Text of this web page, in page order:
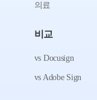
의료
비교
vs Docusign
vs Adobe Sign